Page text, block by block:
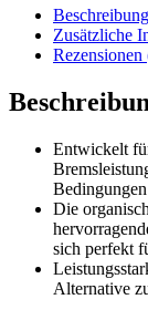
Road
Hydraulic
Type)
Menge
Beschreibung
Zusätzliche
Rezensionen
Entwickelt
Bedingungen
Die
sich perfekt
Alternative